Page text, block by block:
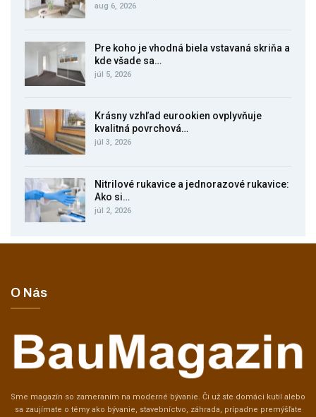
aug 6, 2026
Pre koho je vhodná biela vstavaná skriňa a
kde všade sa…
júl 5, 2026
Krásny vzhľad eurookien ovplyvňuje
kvalitná povrchová…
júl 3, 2026
Nitrilové rukavice a jednorazové rukavice:
Ako si…
júl 2, 2026
O Nás
Sme magazín so zameraním na moderné bývanie. Či už ste domáci kutil alebo
sa zaujímate o témy ako bývanie, stavebníctvo, záhrada, prípadne premýšľate